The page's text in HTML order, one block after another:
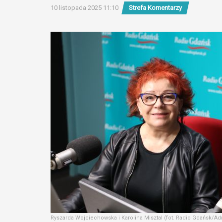
10 listopada 2025 11:10 Strefa Komentarzy
Ryszarda Wojciechowska i Karolina Misztal (fot. Radio Gdańsk/